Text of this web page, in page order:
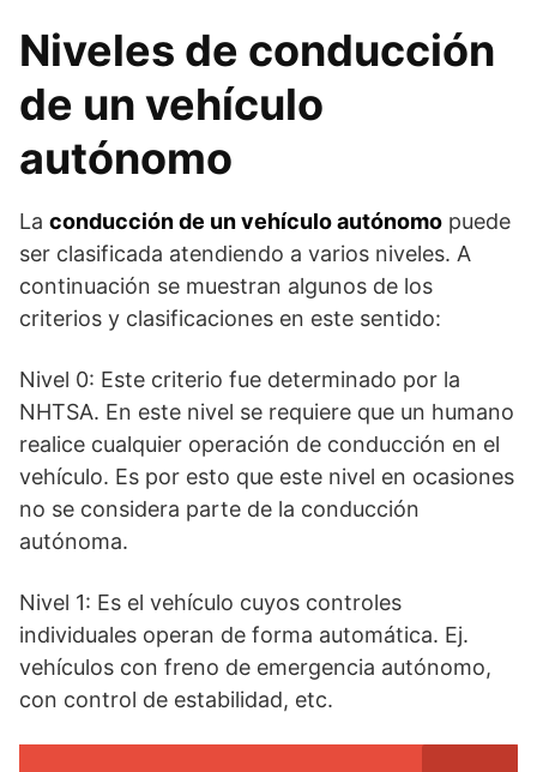
Niveles de conducción
de un vehículo
autónomo
La conducción de un vehículo autónomo puede
ser clasificada atendiendo a varios niveles. A
continuación se muestran algunos de los
criterios y clasificaciones en este sentido:
Nivel 0: Este criterio fue determinado por la
NHTSA. En este nivel se requiere que un humano
realice cualquier operación de conducción en el
vehículo. Es por esto que este nivel en ocasiones
no se considera parte de la conducción
autónoma.
Nivel 1: Es el vehículo cuyos controles
individuales operan de forma automática. Ej.
vehículos con freno de emergencia autónomo,
con control de estabilidad, etc.